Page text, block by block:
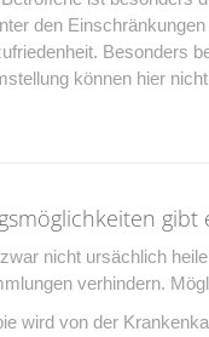
den
Besonders
können hier
gibt
nicht ursächlich
verhindern.
wird von der